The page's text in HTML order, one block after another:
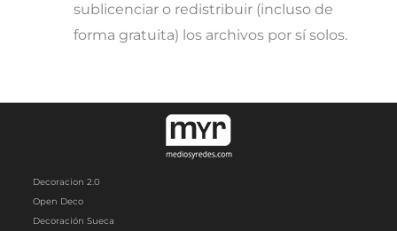
sublicenciar o redistribuir (incluso de
forma gratuita) los archivos por sí solos.
Decoracion 2.0
Open Deco
Decoración Sueca